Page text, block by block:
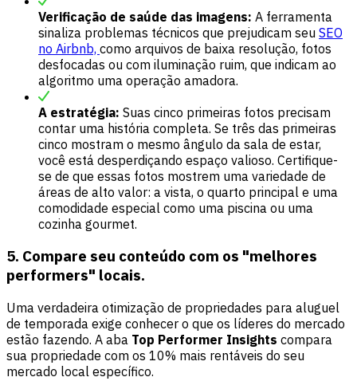
Verificação de saúde das imagens: A ferramenta
sinaliza problemas técnicos que prejudicam seu SEO
no Airbnb, como arquivos de baixa resolução, fotos
desfocadas ou com iluminação ruim, que indicam ao
algoritmo uma operação amadora.
A estratégia: Suas cinco primeiras fotos precisam
contar uma história completa. Se três das primeiras
cinco mostram o mesmo ângulo da sala de estar,
você está desperdiçando espaço valioso. Certifique-
se de que essas fotos mostrem uma variedade de
áreas de alto valor: a vista, o quarto principal e uma
comodidade especial como uma piscina ou uma
cozinha gourmet.
5. Compare seu conteúdo com os "melhores
performers" locais.
Uma verdadeira otimização de propriedades para aluguel
de temporada exige conhecer o que os líderes do mercado
estão fazendo. A aba Top Performer Insights compara
sua propriedade com os 10% mais rentáveis do seu
mercado local específico.